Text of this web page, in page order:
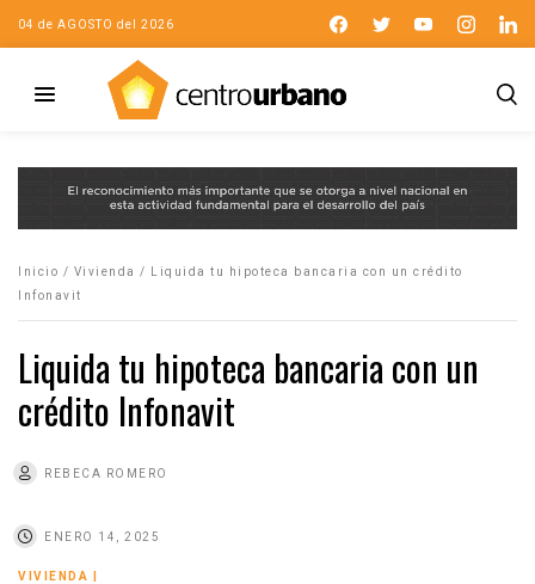
04 de AGOSTO del 2026
Inicio / Vivienda /
Liquida tu hipoteca bancaria con un crédito
Infonavit
Liquida tu hipoteca bancaria con un
crédito Infonavit
REBECA ROMERO
ENERO 14, 2025
VIVIENDA